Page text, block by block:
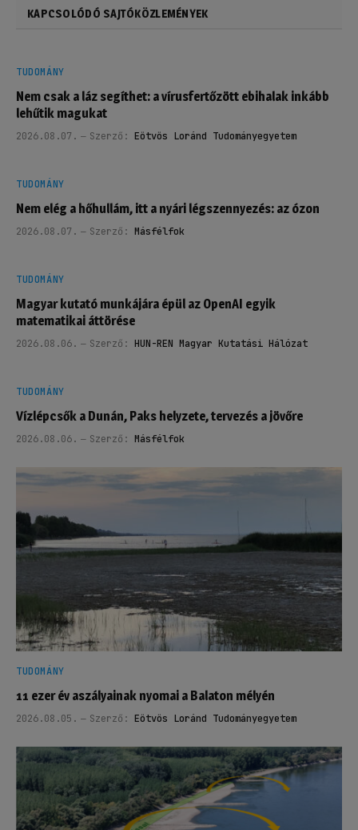
KAPCSOLÓDÓ SAJTÓKÖZLEMÉNYEK
TUDOMÁNY
Nem csak a láz segíthet: a vírusfertőzött ebihalak inkább
lehűtik magukat
2026.08.07. Szerző: Eötvös Loránd Tudományegyetem
TUDOMÁNY
Nem elég a hőhullám, itt a nyári légszennyezés: az ózon
2026.08.07. Szerző: Másfélfok
TUDOMÁNY
Magyar kutató munkájára épül az OpenAI egyik
matematikai áttörése
2026.08.06. Szerző: HUN-REN Magyar Kutatási Hálózat
TUDOMÁNY
Vízlépcsők a Dunán, Paks helyzete, tervezés a jövőre
2026.08.06. Szerző: Másfélfok
TUDOMÁNY
11 ezer év aszályainak nyomai a Balaton mélyén
2026.08.05. Szerző: Eötvös Loránd Tudományegyetem